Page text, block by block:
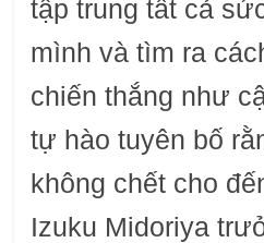
tập trung tất cả
mình và tìm ra
chiến thắng như
tự hào tuyên bố
không chết cho
Izuku Midoriya